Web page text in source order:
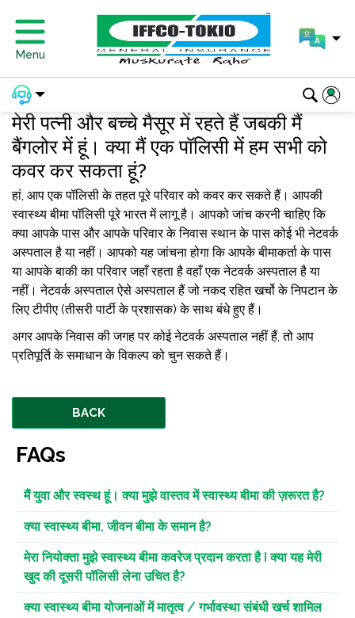
Menu
मेरी पत्नी और बच्चे मैसूर में रहते हैं जबकी मैं
बैंगलोर में हूं। क्या मैं एक पॉलिसी में हम सभी को
कवर कर सकता हूं?
हां, आप एक पॉलिसी के तहत पूरे परिवार को कवर कर सकते हैं। आपकी
स्वास्थ्य बीमा पॉलिसी पूरे भारत में लागू है। आपको जांच करनी चाहिए कि
क्या आपके पास और आपके परिवार के निवास स्थान के पास कोई भी नेटवर्क
अस्पताल है या नहीं। आपको यह जांचना होगा कि आपके बीमाकर्ता के पास
या आपके बाकी का परिवार जहाँ रहता है वहाँ एक नेटवर्क अस्पताल है या
नहीं। नेटवर्क अस्पताल ऐसे अस्पताल हैं जो नकद रहित खर्चो के निपटान के
लिए टीपीए (तीसरी पार्टी के प्रशासक) के साथ बंधे हुए हैं।
अगर आपके निवास की जगह पर कोई नेटवर्क अस्पताल नहीं हैं, तो आप
प्रतिपूर्ति के समाधान के विकल्प को चुन सकते हैं।
BACK
FAQs
मैं युवा और स्वस्थ हूं। क्या मुझे वास्तव में स्वास्थ्य बीमा की ज़रूरत है?
क्या स्वास्थ्य बीमा, जीवन बीमा के समान है?
मेरा नियोक्ता मुझे स्वास्थ्य बीमा कवरेज प्रदान करता है I क्या यह मेरी
खुद की दूसरी पॉलिसी लेना उचित है?
क्या स्वास्थ्य बीमा योजनाओं में मातृत्व / गर्भावस्था संबंधी खर्च शामिल